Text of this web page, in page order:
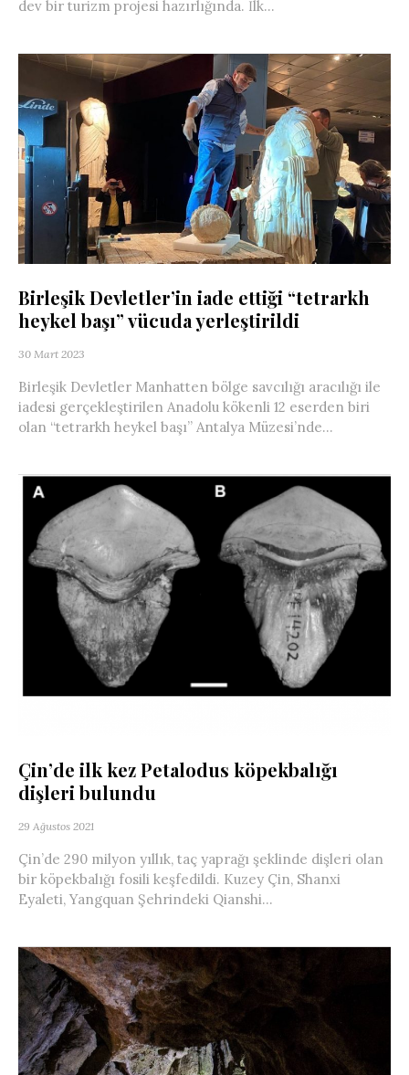
dev bir turizm projesi hazırlığında. İlk...
Birleşik Devletler’in iade ettiği “tetrarkh
heykel başı” vücuda yerleştirildi
30 Mart 2023
Birleşik Devletler Manhatten bölge savcılığı aracılığı ile
iadesi gerçekleştirilen Anadolu kökenli 12 eserden biri
olan “tetrarkh heykel başı” Antalya Müzesi’nde...
Çin’de ilk kez Petalodus köpekbalığı
dişleri bulundu
29 Ağustos 2021
Çin’de 290 milyon yıllık, taç yaprağı şeklinde dişleri olan
bir köpekbalığı fosili keşfedildi. Kuzey Çin, Shanxi
Eyaleti, Yangquan Şehrindeki Qianshi...